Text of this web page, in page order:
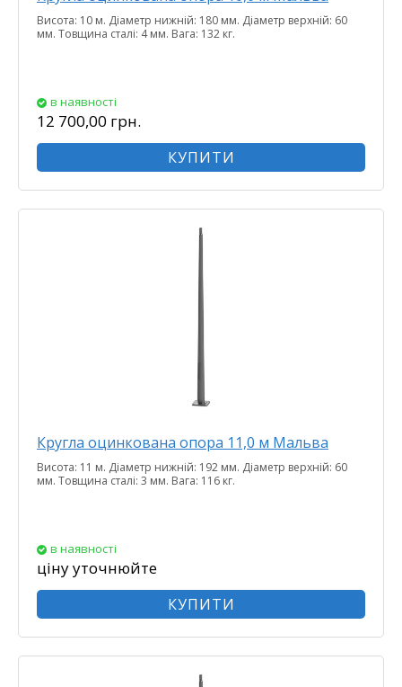
Висота: 10 м. Діаметр нижній: 180 мм. Діаметр верхній: 60
мм. Товщина сталі: 4 мм. Вага: 132 кг.
в наявності
12 700,00 грн.
КУПИТИ
Кругла оцинкована опора 11,0 м Мальва
Висота: 11 м. Діаметр нижній: 192 мм. Діаметр верхній: 60
мм. Товщина сталі: 3 мм. Вага: 116 кг.
в наявності
ціну уточнюйте
КУПИТИ